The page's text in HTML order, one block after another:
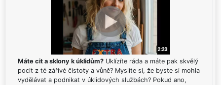
Máte cit a sklony k úklidům? Uklízíte ráda a máte pak skvělý
pocit z té zářivé čistoty a vůně? Myslíte si, že byste si mohla
vydělávat a podnikat v úklidových službách? Pokud ano,